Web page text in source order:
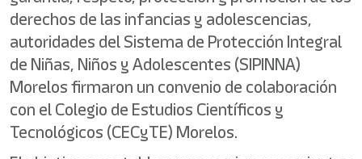
derechos de las infancias y adolescencias,
autoridades del Sistema de Protección Integral
de Niñas, Niños y Adolescentes (SIPINNA)
Morelos firmaron un convenio de colaboración
con el Colegio de Estudios Científicos y
Tecnológicos (CECyTE) Morelos.